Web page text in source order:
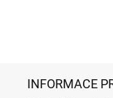
INFORMACE